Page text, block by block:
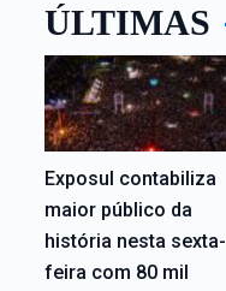
ÚLTIMAS
Exposul contabiliza
maior público da
história nesta sexta-
feira com 80 mil